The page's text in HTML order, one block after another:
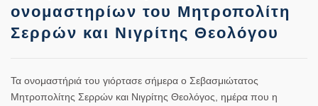
ονομαστηρίων του Μητροπολίτη
Σερρών και Νιγρίτης Θεολόγου
Τα ονομαστήριά του γιόρτασε σήμερα ο Σεβασμιώτατος
Μητροπολίτης Σερρών και Νιγρίτης Θεολόγος, ημέρα που η